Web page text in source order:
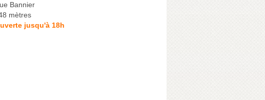
Bannier
mètres
jusqu'à 18h